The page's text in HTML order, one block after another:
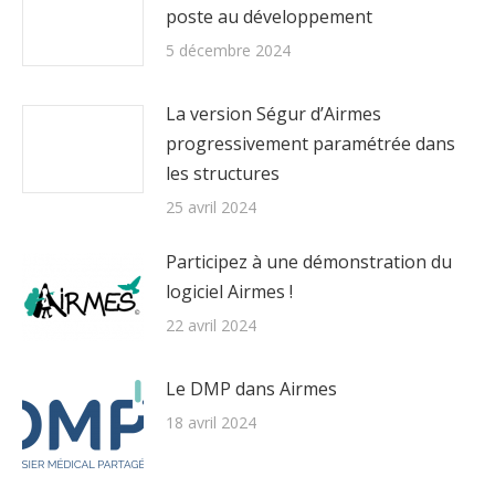
poste au développement
5 décembre 2024
La version Ségur d’Airmes
progressivement paramétrée dans
les structures
25 avril 2024
Participez à une démonstration du
logiciel Airmes !
22 avril 2024
Le DMP dans Airmes
18 avril 2024